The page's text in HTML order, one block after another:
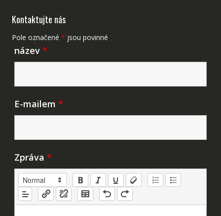
Kontaktujte nás
Pole označené * jsou povinné
název *
E-mailem *
Zpráva *